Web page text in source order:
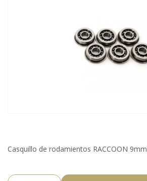
Casquillo de rodamientos RACCOON 9mm